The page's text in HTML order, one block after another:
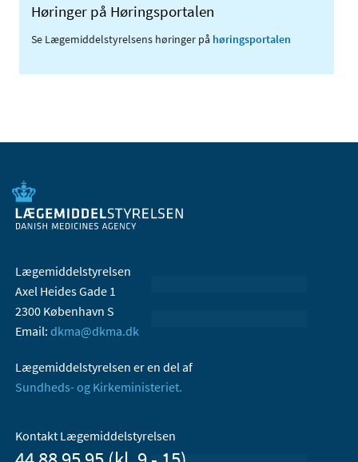
Høringer på Høringsportalen
Se Lægemiddelstyrelsens høringer på høringsportalen
Lægemiddelstyrelsen
Axel Heides Gade 1
2300 København S
Email: dkma@dkma.dk
Lægemiddelstyrelsen er en del af
Sundheds- og Kirkeministeriet.
Kontakt Lægemiddelstyrelsen